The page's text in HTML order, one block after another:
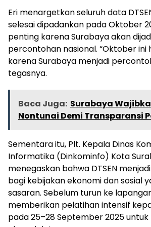
Eri menargetkan seluruh data
selesai dipadankan pada Oktober
penting karena Surabaya akan
percontohan nasional. “Oktober ini
karena Surabaya menjadi
tegasnya.
Baca Juga: Surabaya
Nontunai Demi Transparansi
Sementara itu, Plt. Kepala Dinas
Informatika (Dinkominfo) Kota
menegaskan bahwa DTSEN
bagi kebijakan ekonomi dan sosial
sasaran. Sebelum turun ke
memberikan pelatihan intensif
pada 25–28 September 2025